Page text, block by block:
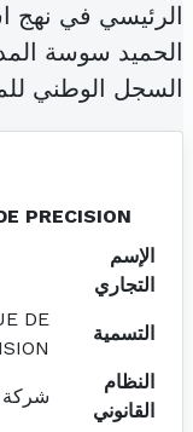
الرئيسي في نهج
الحميد سوسة
السجل الوطني
PRECISION
الإسم
التجاري
التسمية
DE
النظام
القانوني
شركة